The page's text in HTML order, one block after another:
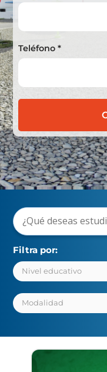
Teléfono *
Filtra por: